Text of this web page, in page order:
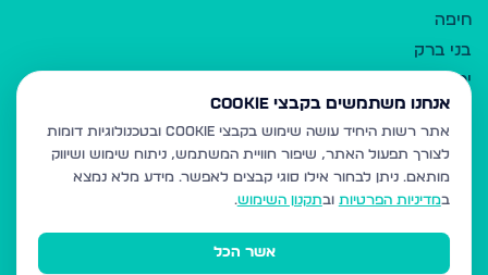
חיפה
בני ברק
ירושלים
אלעד
גבעת זאב
בית שמש
רכסים
מודיעין עילית
אנחנו משתמשים בקבצי Cookie
אתר רשות היחיד עושה שימוש בקבצי Cookie ובטכנולוגיות דומות
לצורך תפעול האתר, שיפור חוויית המשתמש, ניתוח שימוש ושיווק
מותאם. ניתן לבחור אילו סוגי קבצים לאפשר. מידע מלא נמצא
במדיניות הפרטיות ובתקנון השימוש.
אשר הכל